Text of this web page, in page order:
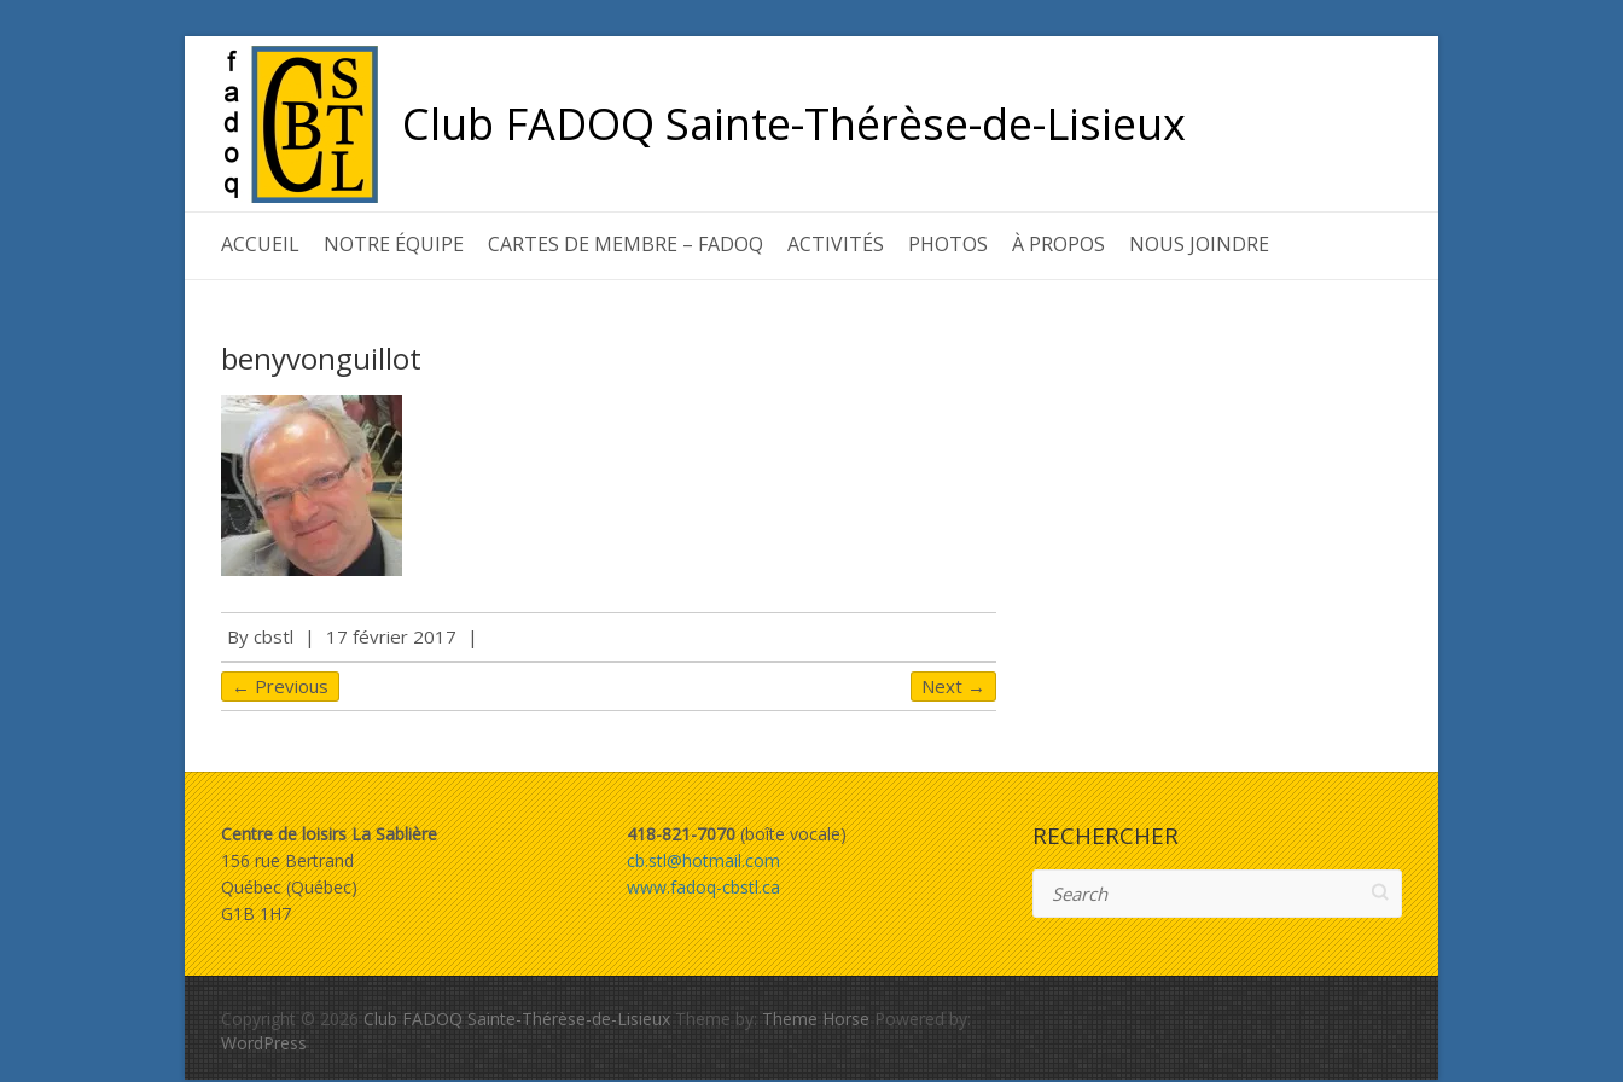
Club FADOQ Sainte-Thérèse-de-Lisieux
ACCUEIL NOTRE ÉQUIPE CARTES DE MEMBRE – FADOQ ACTIVITÉS PHOTOS À PROPOS NOUS JOINDRE
benyvonguillot
By cbstl | 17 février 2017 |
← Previous Next →
Centre de loisirs La Sablière
156 rue Bertrand
Québec (Québec)
G1B 1H7
418-821-7070(boîte vocale)
cb.stl@hotmail.com
www.fadoq-cbstl.ca
RECHERCHER
Search
Copyright © 2026 Club FADOQ Sainte-Thérèse-de-Lisieux Theme by: Theme Horse Powered by:
WordPress